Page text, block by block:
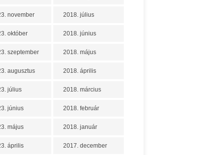
november
október
szeptember
augusztus
július
június
május
április
2018. július
2018. június
2018. május
2018. április
2018. március
2018. február
2018. január
2017. december